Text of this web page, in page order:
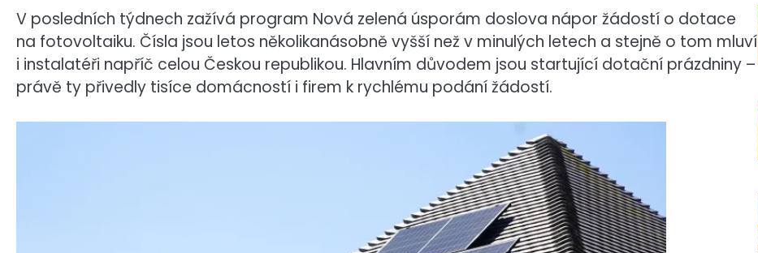
V posledních týdnech zažívá program Nová zelená úsporám doslova nápor žádostí o dotace
na fotovoltaiku. Čísla jsou letos několikanásobně vyšší než v minulých letech a stejně o tom mluví
i instalatéři napříč celou Českou republikou. Hlavním důvodem jsou startující dotační prázdniny –
právě ty přivedly tisíce domácností i firem k rychlému podání žádostí.